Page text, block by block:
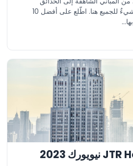
والمتاحف الجميلة، هناك شيءٌ للجميع هنا. اطّلع على أفضل 10